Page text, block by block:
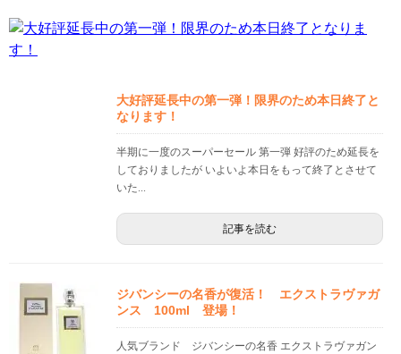
大好評延長中の第一弾！限界のため本日終了と
なります！
半期に一度のスーパーセール 第一弾 好評のため延長を
しておりましたが いよいよ本日をもって終了とさせて
いた...
記事を読む
ジバンシーの名香が復活！ エクストラヴァガ
ンス 100ml 登場！
人気ブランド ジバンシーの名香 エクストラヴァガン